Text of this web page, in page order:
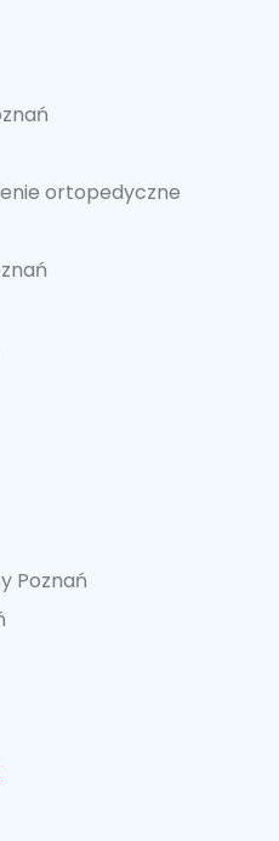
ortopedyczne
Poznań